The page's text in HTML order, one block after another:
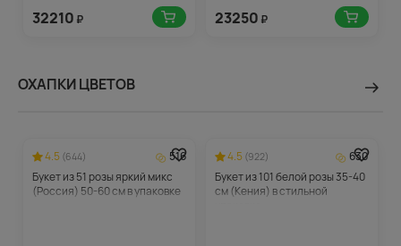
32210 ₽ 23250 ₽
ОХАПКИ ЦВЕТОВ
4.5 (644)
516
Букет из 51 розы яркий микс
(Россия) 50-60 см в упаковке
4.5 (922)
630
Букет из 101 белой розы 35-40
см (Кения) в стильной